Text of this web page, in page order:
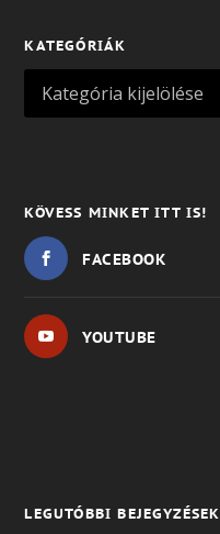
KATEGÓRIÁK
KÖVESS MINKET ITT IS!
FACEBOOK
YOUTUBE
LEGUTÓBBI BEJEGYZÉSEK